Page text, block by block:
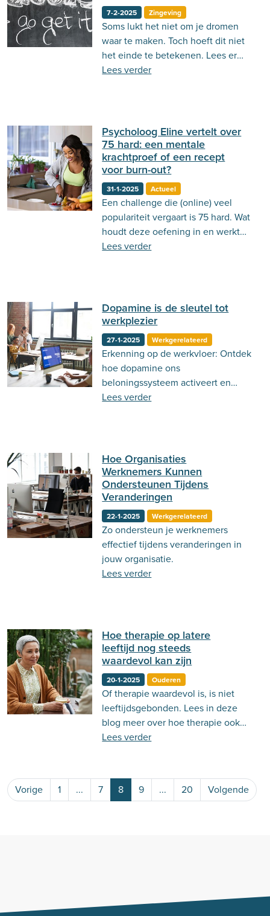
7-2-2025 Zingeving
Soms lukt het niet om je dromen
waar te maken. Toch hoeft dit niet
het einde te betekenen. Lees er
hier meer over!
Lees verder
Psycholoog Eline vertelt over
75 hard: een mentale
krachtproef of een recept
voor burn-out?
31-1-2025 Actueel
Een challenge die (online) veel
populariteit vergaart is 75 hard. Wat
houdt deze oefening in en werkt
het om een gezonde leefstijl te
Lees verder
Dopamine is de sleutel tot
werkplezier
27-1-2025 Werkgerelateerd
Erkenning op de werkvloer: Ontdek
hoe dopamine ons
beloningssysteem activeert en
zorgt voor meer motivatie,
Lees verder
Hoe Organisaties
Werknemers Kunnen
Ondersteunen Tijdens
Veranderingen
22-1-2025 Werkgerelateerd
Zo ondersteun je werknemers
effectief tijdens veranderingen in
jouw organisatie.
Lees verder
Hoe therapie op latere
leeftijd nog steeds
waardevol kan zijn
20-1-2025 Ouderen
Of therapie waardevol is, is niet
leeftijdsgebonden. Lees in deze
blog meer over hoe therapie ook
op latere leeftijd nog kan bijdragen
Lees verder
Vorige 1 ... 7 8 9 ... 20 Volgende